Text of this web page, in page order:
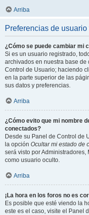
Arriba
Preferencias de
¿Cómo se puede cambiar mi
Si es un usuario registrado,
archivados en nuestra base de
Control de Usuario; haciendo
en la parte superior de las
sus datos y preferencias.
Arriba
¿Cómo evito que mi nombre
conectados?
Desde su Panel de Control de
la opción Ocultar mi estado de
será visto por
como usuario oculto.
Arriba
¡La hora en los foros no es
Es posible que esté viendo la
este es el caso, visite el Panel